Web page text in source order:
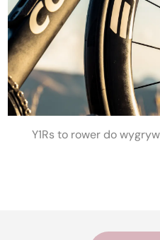
Y1Rs to rower do